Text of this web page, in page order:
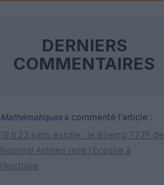
DERNIERS
COMMENTAIRES
Mathématiquesa commenté l'article :
19 h 23 sans escale : le Boeing 777F de
National Airlines relie l’Écosse à
l’Australie